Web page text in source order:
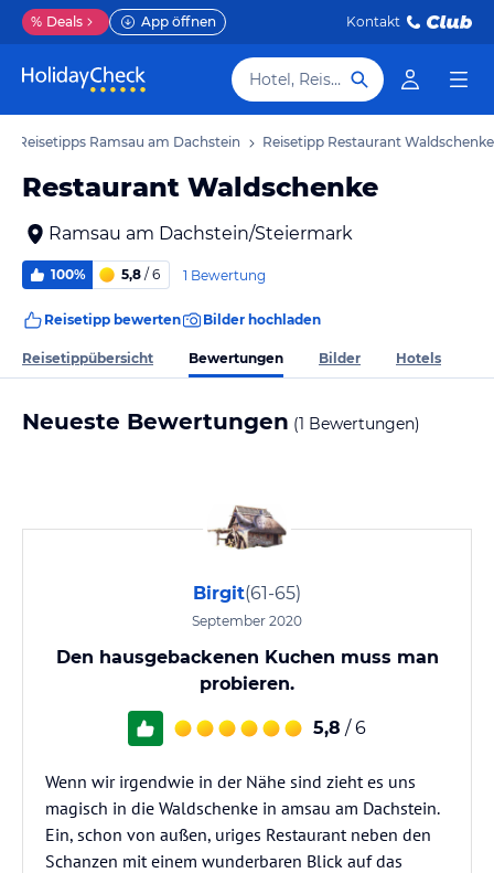
% Deals App öffnen Kontakt
Hotel, Reiseziel
Reisetipps Ramsau am Dachstein Reisetipp Restaurant Waldschenke
Restaurant Waldschenke
Ramsau am Dachstein/Steiermark
100% 5,8 / 6 1 Bewertung
Reisetipp bewerten Bilder hochladen
Reisetippübersicht Bewertungen Bilder Hotels
Neueste Bewertungen (1 Bewertungen)
Birgit(61-65)
September 2020
Den hausgebackenen Kuchen muss man
probieren.
5,8 / 6
Wenn wir irgendwie in der Nähe sind zieht es uns
magisch in die Waldschenke in amsau am Dachstein.
Ein, schon von außen, uriges Restaurant neben den
Schanzen mit einem wunderbaren Blick auf das